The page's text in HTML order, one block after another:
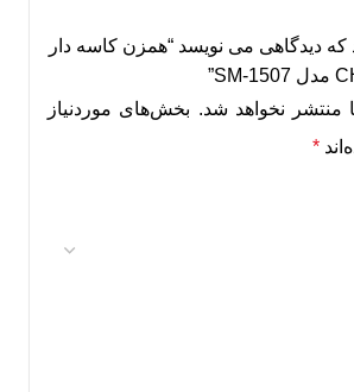
که دیدگاهی می نویسد “همزن کاسه دار
منتشر نخواهد شد. بخش‌های موردنیاز
*